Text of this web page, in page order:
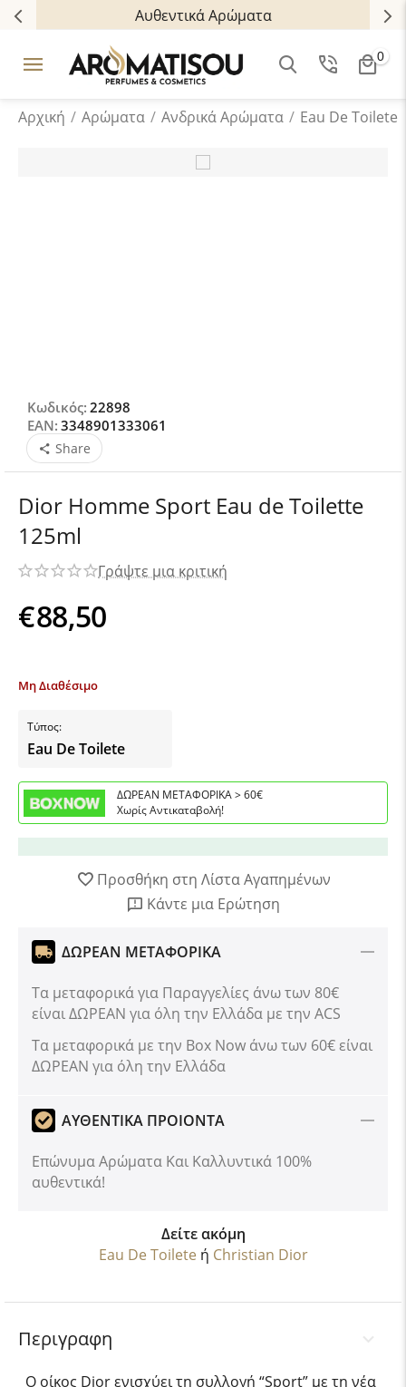
Αυθεντικά Αρώματα
0
Αρχική / Αρώματα / Ανδρικά Aρώματα / Eau De Toilete
EAN: 3348901333061
Κωδικός: 22898
Share
Dior Homme Sport Eau de Toilette
125ml
Γράψτε μια κριτική
€88,50
Μη Διαθέσιμο
Τύπος:
Eau De Toilete
ΔΩΡΕΑΝ ΜΕΤΑΦΟΡΙΚΑ > 60€
Χωρίς Αντικαταβολή!
Προσθήκη στη Λίστα Αγαπημένων
Κάντε μια Ερώτηση
ΔΩΡΕΑΝ ΜΕΤΑΦΟΡΙΚΑ
Τα μεταφορικά για Παραγγελίες άνω των 80€
είναι ΔΩΡΕΑΝ για όλη την Ελλάδα με την ACS
Tα μεταφορικά με την Box Now άνω των 60€ είναι
ΔΩΡΕΑΝ για όλη την Ελλάδα
ΑΥΘΕΝΤΙΚΑ ΠΡΟΙΟΝΤΑ
Επώνυμα Αρώματα Και Καλλυντικά 100%
αυθεντικά!
Δείτε ακόμη
Eau De Toilete ή Christian Dior
Περιγραφη
Ο οίκος Dior ενισχύει τη συλλογή “Sport” με τη νέα